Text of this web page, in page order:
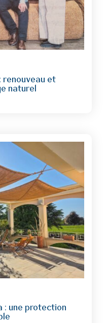
renouveau et
naturel
: une protection